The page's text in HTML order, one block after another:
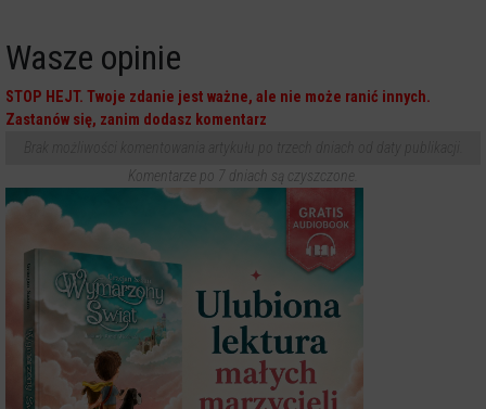
Wasze opinie
STOP HEJT. Twoje zdanie jest ważne, ale nie może ranić innych.
Zastanów się, zanim dodasz komentarz
Komentarze po 7 dniach są czyszczone.